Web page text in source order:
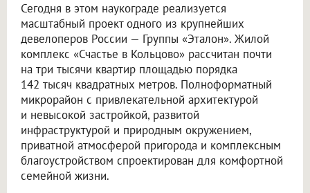
Сегодня в этом наукограде реализуется
масштабный проект одного из крупнейших
девелоперов России — Группы «Эталон». Жилой
комплекс «Счастье в Кольцово» рассчитан почти
на три тысячи квартир площадью порядка
142 тысяч квадратных метров. Полноформатный
микрорайон с привлекательной архитектурой
и невысокой застройкой, развитой
инфраструктурой и природным окружением,
приватной атмосферой пригорода и комплексным
благоустройством спроектирован для комфортной
семейной жизни.